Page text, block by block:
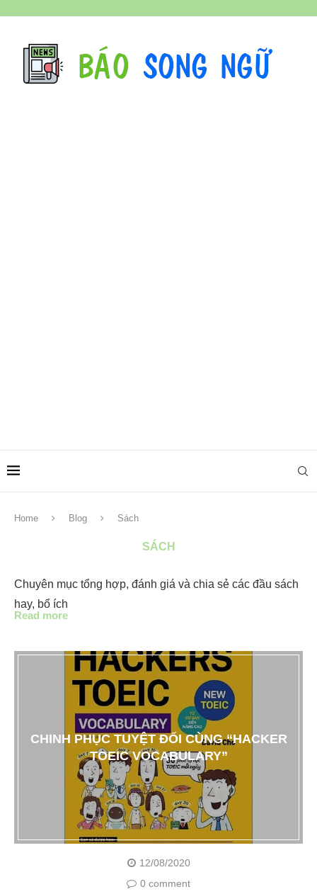
Home Blog Sách
SÁCH
Chuyên mục tổng hợp, đánh giá và chia sẻ các đầu sách
hay, bổ ích
Read more
CHINH PHỤC TUYỆT ĐỐI CÙNG “HACKER
TOEIC VOCABULARY”
12/08/2020
0 comment